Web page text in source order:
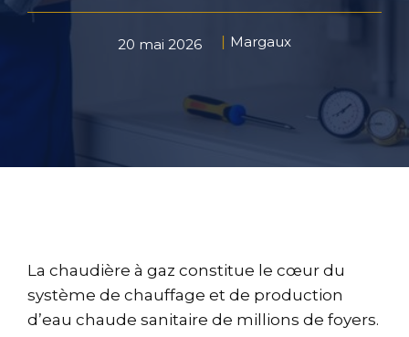
20 mai 2026 Margaux
La chaudière à gaz constitue le cœur du
système de chauffage et de production
d’eau chaude sanitaire de millions de foyers.